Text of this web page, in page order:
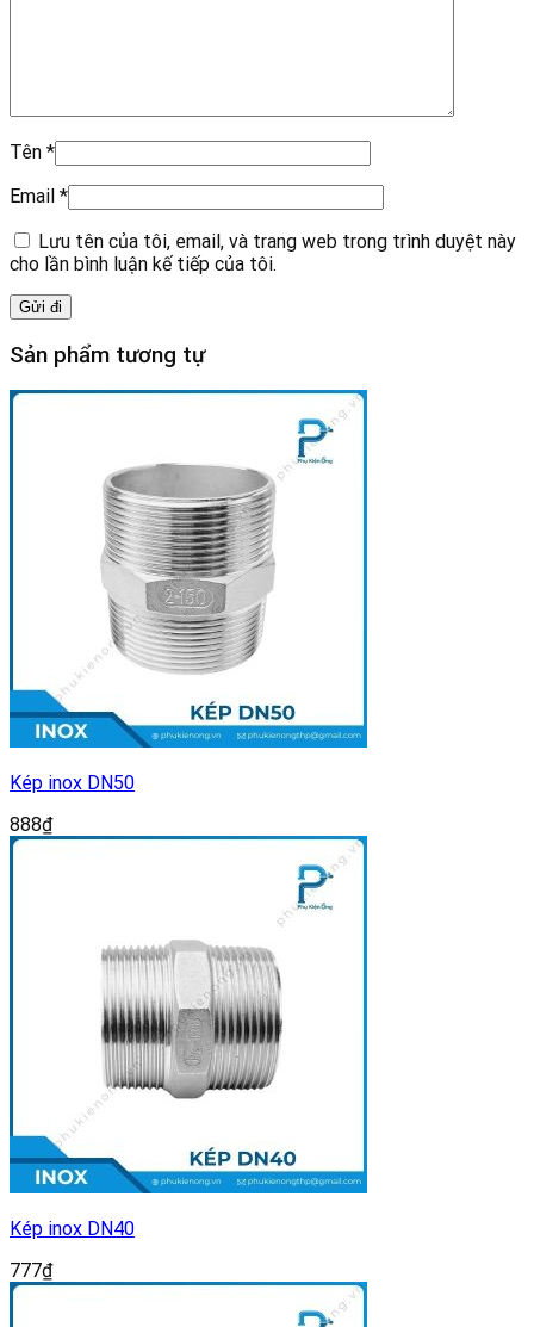
Tên *
Email *
Lưu tên của tôi, email, và trang web trong trình duyệt này
cho lần bình luận kế tiếp của tôi.
Sản phẩm tương tự
Kép inox DN50
888₫
Kép inox DN40
777₫